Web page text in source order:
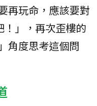
再玩命，應該要對
！」，再次歪樓的
角度思考這個問